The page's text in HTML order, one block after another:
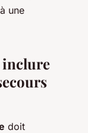
une
inclure
doit